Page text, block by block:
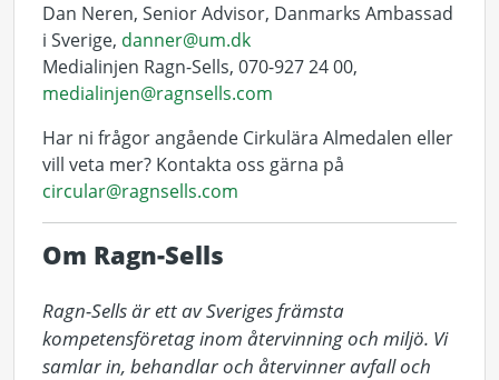
Dan Neren, Senior Advisor, Danmarks Ambassad
i Sverige, danner@um.dk
Medialinjen Ragn-Sells, 070-927 24 00,
medialinjen@ragnsells.com
Har ni frågor angående Cirkulära Almedalen eller
vill veta mer? Kontakta oss gärna på
circular@ragnsells.com
Om Ragn-Sells
Ragn-Sells är ett av Sveriges främsta
kompetensföretag inom återvinning och miljö. Vi
samlar in, behandlar och återvinner avfall och